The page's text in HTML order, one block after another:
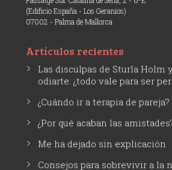
(Edificio España - Los Geranios)
07002 - Palma de Mallorca
Artículos recientes
Las disculpas de Sturla Holm
odiarte: ¿todo vale para ser
¿Cuándo ir a terapia de pareja?
¿Por qué acaban las
Me ha dejado sin explicación
Consejos para sobrevivir a la